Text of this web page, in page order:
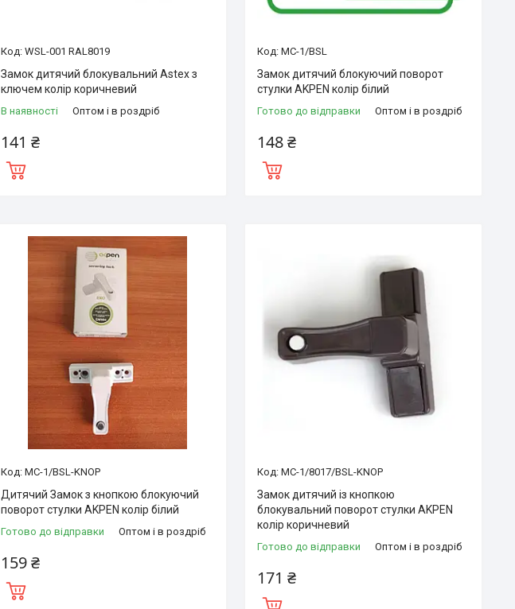
WSL-001 RAL8019
Замок дитячий блокувальний Astex з
ключем колір коричневий
В наявності Оптом і в роздріб
141 ₴
MC-1/BSL
Замок дитячий блокуючий поворот
стулки AKPEN колір білий
Готово до відправки Оптом і в роздріб
148 ₴
MC-1/BSL-KNOP
Дитячий Замок з кнопкою блокуючий
поворот стулки AKPEN колір білий
Готово до відправки Оптом і в роздріб
159 ₴
MC-1/8017/BSL-KNOP
Замок дитячий із кнопкою
блокувальний поворот стулки AKPEN
колір коричневий
Готово до відправки Оптом і в роздріб
171 ₴